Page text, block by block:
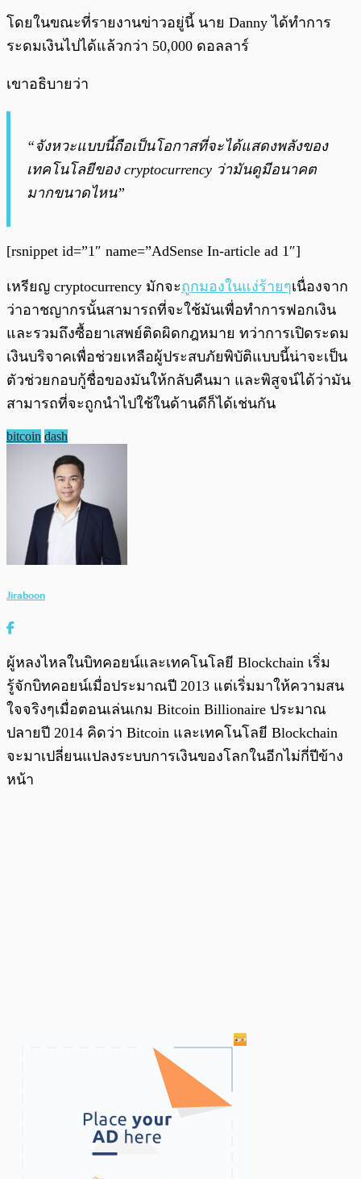
โดยในขณะที่รายงานข่าวอยู่นี้ นาย Danny ได้ทำการ
ระดมเงินไปได้แล้วกว่า 50,000 ดอลลาร์
เขาอธิบายว่า
“จังหวะแบบนี้ถือเป็นโอกาสที่จะได้แสดงพลังของ
เทคโนโลยีของ cryptocurrency ว่ามันดูมีอนาคต
มากขนาดไหน”
[rsnippet id=”1″ name=”AdSense In-article ad 1″]
เหรียญ cryptocurrency มักจะถูกมองในแง่ร้ายๆเนื่องจาก
ว่าอาชญากรนั้นสามารถที่จะใช้มันเพื่อทำการฟอกเงิน
และรวมถึงซื้อยาเสพย์ติดผิดกฎหมาย ทว่าการเปิดระดม
เงินบริจาคเพื่อช่วยเหลือผู้ประสบภัยพิบัติแบบนี้น่าจะเป็น
ตัวช่วยกอบกู้ชื่อของมันให้กลับคืนมา และพิสูจน์ได้ว่ามัน
สามารถที่จะถูกนำไปใช้ในด้านดีก็ได้เช่นกัน
bitcoin dash
Jiraboon
ผู้หลงไหลในบิทคอยน์และเทคโนโลยี Blockchain เริ่ม
รู้จักบิทคอยน์เมื่อประมาณปี 2013 แต่เริ่มมาให้ความสน
ใจจริงๆเมื่อตอนเล่นเกม Bitcoin Billionaire ประมาณ
ปลายปี 2014 คิดว่า Bitcoin และเทคโนโลยี Blockchain
จะมาเปลี่ยนแปลงระบบการเงินของโลกในอีกไม่กี่ปีข้าง
หน้า